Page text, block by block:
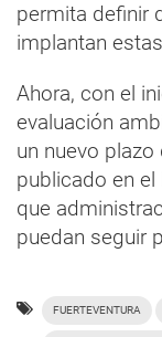
permita definir
implantan
Ahora, con el
evaluación
un nuevo
publicado en el
que
puedan seguir
FUERTEVENTURA